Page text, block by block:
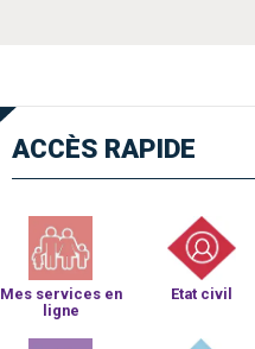
ACCÈS RAPIDE
Mes services en
ligne
Etat civil